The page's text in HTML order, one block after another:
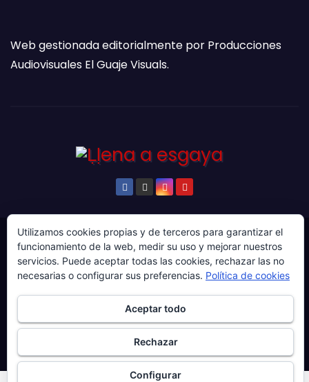
Web gestionada editorialmente por Producciones
Audiovisuales El Guaje Visuals.
© Copyright 2024. Todos los derechos reservados.
Web gestionada por Producciones Audiovisuales El
Guaje Visuals.
Sobre ‘Ḷḷena a esgaya’ Publicidad
Política de privacidad
Política de cookies
Más información sobre las cookies
Utilizamos cookies propias y de terceros para garantizar el
funcionamiento de la web, medir su uso y mejorar nuestros
servicios. Puede aceptar todas las cookies, rechazar las no
necesarias o configurar sus preferencias. Política de cookies
Aceptar todo
Rechazar
Configurar